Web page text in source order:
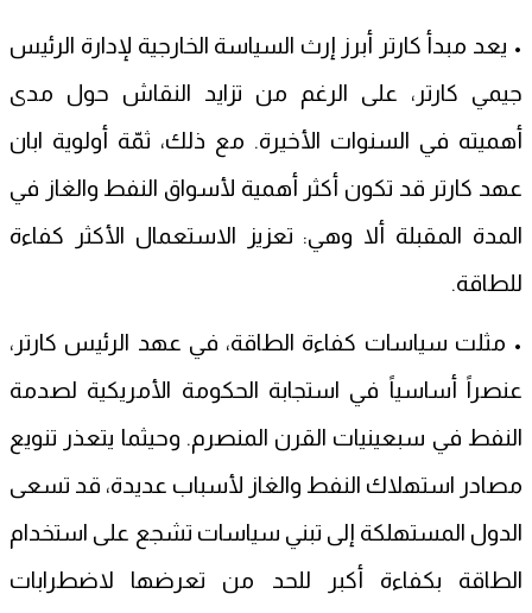
• يعد مبدأ كارتر أبرز إرث السياسة الخارجية لإدارة الرئيس
جيمي كارتر، على الرغم من تزايد النقاش حول مدى
أهميته في السنوات الأخيرة. مع ذلك، ثمّة أولوية ابان
عهد كارتر قد تكون أكثر أهمية لأسواق النفط والغاز في
المدة المقبلة ألا وهي: تعزيز الاستعمال الأكثر كفاءة
للطاقة.
• مثلت سياسات كفاءة الطاقة، في عهد الرئيس كارتر،
عنصراً أساسياً في استجابة الحكومة الأمريكية لصدمة
النفط في سبعينيات القرن المنصرم. وحيثما يتعذر تنويع
مصادر استهلاك النفط والغاز لأسباب عديدة، قد تسعى
الدول المستهلكة إلى تبني سياسات تشجع على استخدام
الطاقة بكفاءة أكبر للحد من تعرضها لاضطرابات